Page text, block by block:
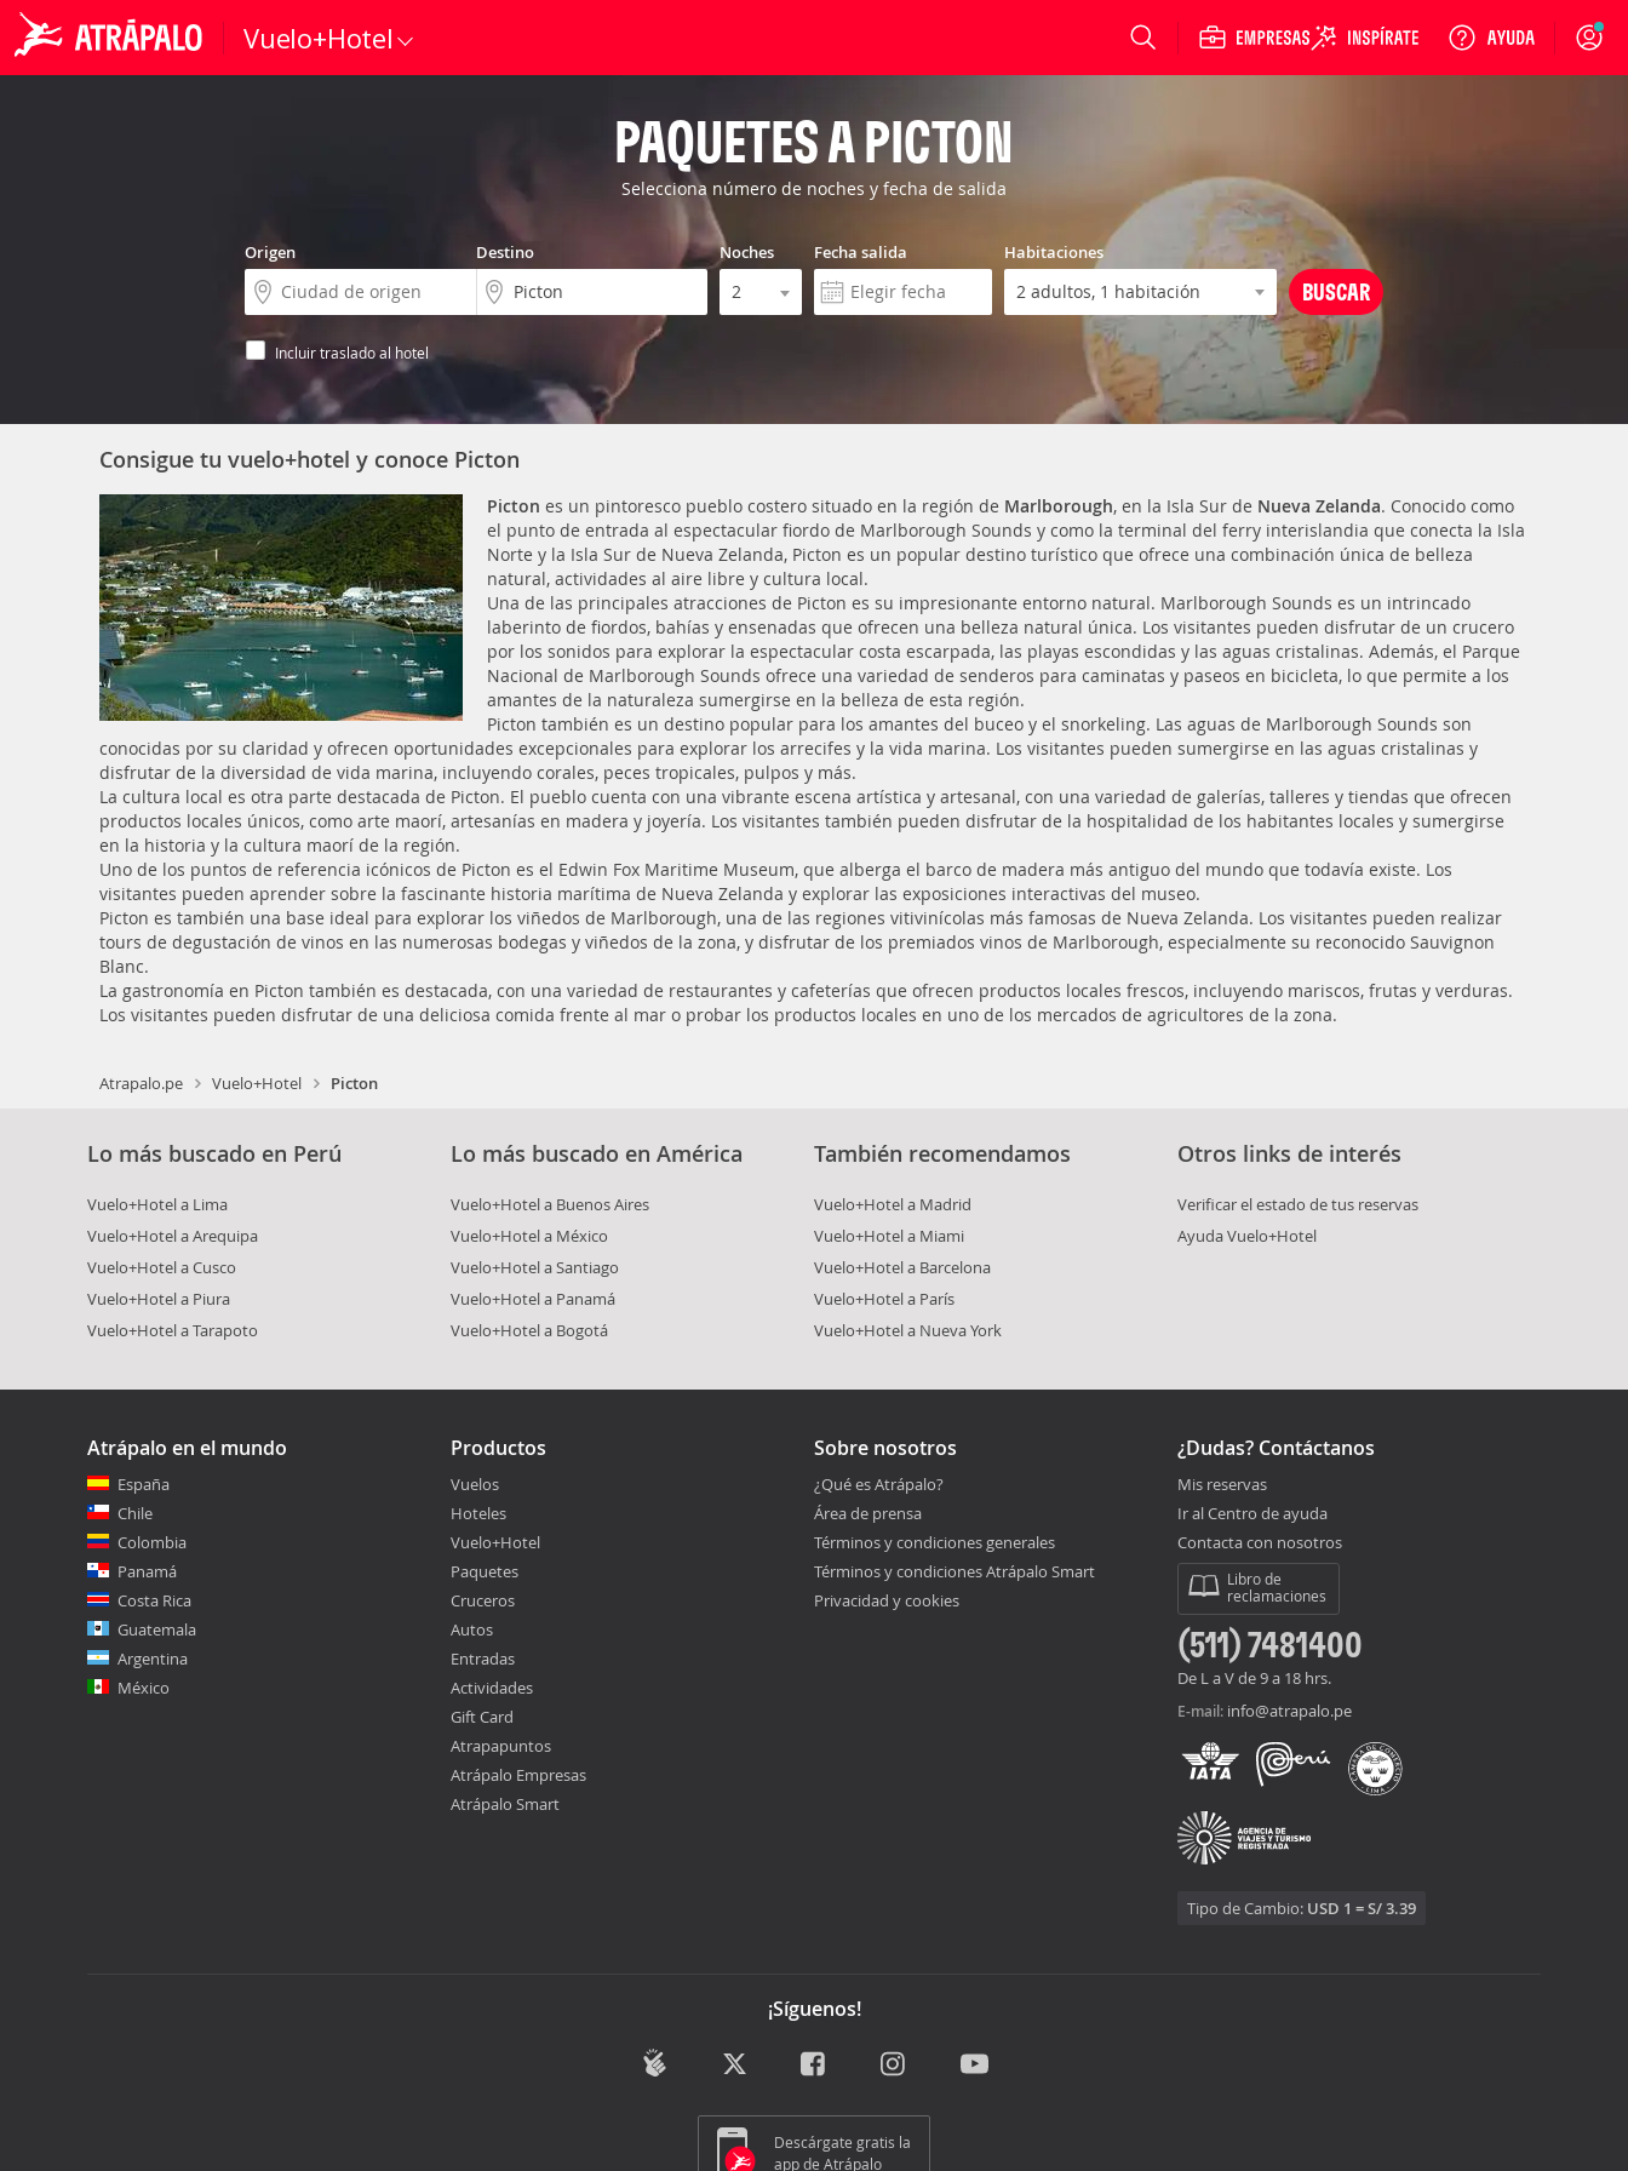
Vuelo+Hotel Login
PAQUETES A PICTON
Selecciona número de noches y fecha de salida
Origen Destino Noches Fecha salida Habitaciones
Incluir traslado al hotel
Consigue tu vuelo+hotel y conoce Picton
Picton es un pintoresco pueblo costero situado en la región de Marlborough, en la Isla Sur de Nueva Zelanda. Conocido como
el punto de entrada al espectacular fiordo de Marlborough Sounds y como la terminal del ferry interislandia que conecta la Isla
Norte y la Isla Sur de Nueva Zelanda, Picton es un popular destino turístico que ofrece una combinación única de belleza
natural, actividades al aire libre y cultura local.
Una de las principales atracciones de Picton es su impresionante entorno natural. Marlborough Sounds es un intrincado
laberinto de fiordos, bahías y ensenadas que ofrecen una belleza natural única. Los visitantes pueden disfrutar de un crucero
por los sonidos para explorar la espectacular costa escarpada, las playas escondidas y las aguas cristalinas. Además, el Parque
Nacional de Marlborough Sounds ofrece una variedad de senderos para caminatas y paseos en bicicleta, lo que permite a los
amantes de la naturaleza sumergirse en la belleza de esta región.
Picton también es un destino popular para los amantes del buceo y el snorkeling. Las aguas de Marlborough Sounds son
conocidas por su claridad y ofrecen oportunidades excepcionales para explorar los arrecifes y la vida marina. Los visitantes pueden sumergirse en las aguas cristalinas y
disfrutar de la diversidad de vida marina, incluyendo corales, peces tropicales, pulpos y más.
La cultura local es otra parte destacada de Picton. El pueblo cuenta con una vibrante escena artística y artesanal, con una variedad de galerías, talleres y tiendas que ofrecen
productos locales únicos, como arte maorí, artesanías en madera y joyería. Los visitantes también pueden disfrutar de la hospitalidad de los habitantes locales y sumergirse
en la historia y la cultura maorí de la región.
Uno de los puntos de referencia icónicos de Picton es el Edwin Fox Maritime Museum, que alberga el barco de madera más antiguo del mundo que todavía existe. Los
visitantes pueden aprender sobre la fascinante historia marítima de Nueva Zelanda y explorar las exposiciones interactivas del museo.
Picton es también una base ideal para explorar los viñedos de Marlborough, una de las regiones vitivinícolas más famosas de Nueva Zelanda. Los visitantes pueden realizar
tours de degustación de vinos en las numerosas bodegas y viñedos de la zona, y disfrutar de los premiados vinos de Marlborough, especialmente su reconocido Sauvignon
Blanc.
La gastronomía en Picton también es destacada, con una variedad de restaurantes y cafeterías que ofrecen productos locales frescos, incluyendo mariscos, frutas y verduras.
Los visitantes pueden disfrutar de una deliciosa comida frente al mar o probar los productos locales en uno de los mercados de agricultores de la zona.
Atrapalo.pe Vuelo+Hotel Picton
Lo más buscado en Perú
Vuelo+Hotel a Lima
Vuelo+Hotel a Arequipa
Vuelo+Hotel a Cusco
Vuelo+Hotel a Piura
Vuelo+Hotel a Tarapoto
Lo más buscado en América
Vuelo+Hotel a Buenos Aires
Vuelo+Hotel a México
Vuelo+Hotel a Santiago
Vuelo+Hotel a Panamá
Vuelo+Hotel a Bogotá
También recomendamos
Vuelo+Hotel a Madrid
Vuelo+Hotel a Miami
Vuelo+Hotel a Barcelona
Vuelo+Hotel a París
Vuelo+Hotel a Nueva York
Otros links de interés
Verificar el estado de tus reservas
Ayuda Vuelo+Hotel
Atrápalo en el mundo
España
Chile
Colombia
Panamá
Costa Rica
Guatemala
Argentina
México
Productos
Vuelos
Hoteles
Vuelo+Hotel
Paquetes
Cruceros
Autos
Entradas
Actividades
Gift Card
Atrapapuntos
Atrápalo Empresas
Atrápalo Smart
Sobre nosotros
¿Qué es Atrápalo?
Área de prensa
Términos y condiciones generales
Términos y condiciones Atrápalo Smart
Privacidad y cookies
¿Dudas? Contáctanos
Mis reservas
Ir al Centro de ayuda
Contacta con nosotros
Libro de
reclamaciones
(511) 7481400
De L a V de 9 a 18 hrs.
E-mail: info@atrapalo.pe
Tipo de Cambio: USD 1 = S/ 3.39
¡Síguenos!
Descárgate gratis la
app de Atrápalo